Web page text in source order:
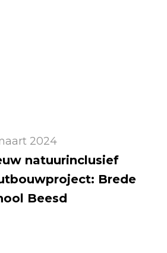
2024
natuurinclusief
Brede
Beesd